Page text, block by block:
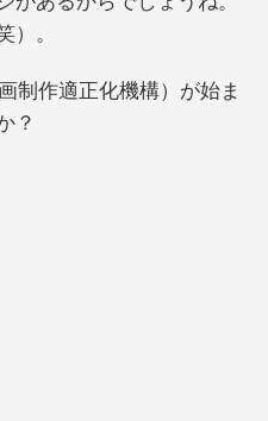
）。
作適正化機構）が始ま
？